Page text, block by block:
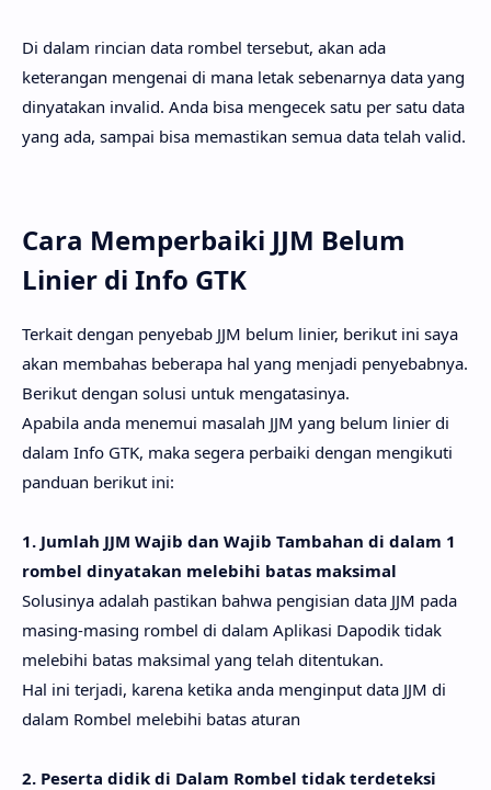
Di dalam rincian data rombel tersebut, akan ada
keterangan mengenai di mana letak sebenarnya data yang
dinyatakan invalid. Anda bisa mengecek satu per satu data
yang ada, sampai bisa memastikan semua data telah valid.
Cara Memperbaiki JJM Belum
Linier di Info GTK
Terkait dengan penyebab JJM belum linier, berikut ini saya
akan membahas beberapa hal yang menjadi penyebabnya.
Berikut dengan solusi untuk mengatasinya.
Apabila anda menemui masalah JJM yang belum linier di
dalam Info GTK, maka segera perbaiki dengan mengikuti
panduan berikut ini:
1. Jumlah JJM Wajib dan Wajib Tambahan di dalam 1
rombel dinyatakan melebihi batas maksimal
Solusinya adalah pastikan bahwa pengisian data JJM pada
masing-masing rombel di dalam Aplikasi Dapodik tidak
melebihi batas maksimal yang telah ditentukan.
Hal ini terjadi, karena ketika anda menginput data JJM di
dalam Rombel melebihi batas aturan
2. Peserta didik di Dalam Rombel tidak terdeteksi